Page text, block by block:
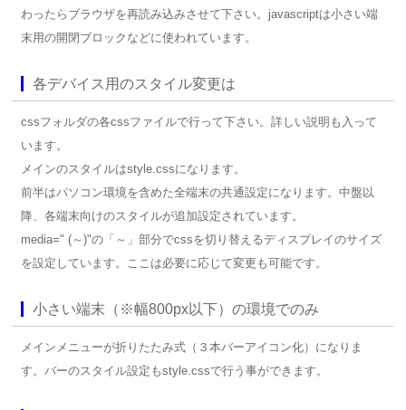
わったらブラウザを再読み込みさせて下さい。javascriptは小さい端
末用の開閉ブロックなどに使われています。
各デバイス用のスタイル変更は
cssフォルダの各cssファイルで行って下さい。詳しい説明も入って
います。
メインのスタイルはstyle.cssになります。
前半はパソコン環境を含めた全端末の共通設定になります。中盤以
降、各端末向けのスタイルが追加設定されています。
media=" (～)"の「～」部分でcssを切り替えるディスプレイのサイズ
を設定しています。ここは必要に応じて変更も可能です。
小さい端末（※幅800px以下）の環境でのみ
メインメニューが折りたたみ式（３本バーアイコン化）になりま
す。バーのスタイル設定もstyle.cssで行う事ができます。